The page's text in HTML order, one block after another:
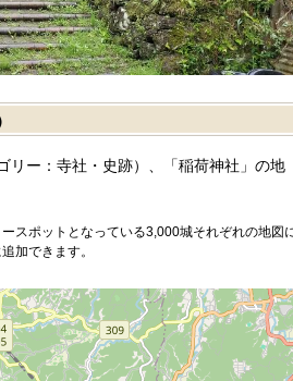
ー：寺社・史跡）、「稲荷神社」の地
スポットとなっている3,000城それぞれの地図に
加できます。